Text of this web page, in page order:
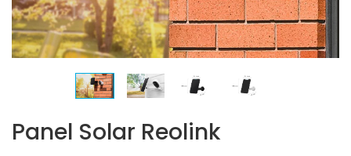
Panel Solar Reolink